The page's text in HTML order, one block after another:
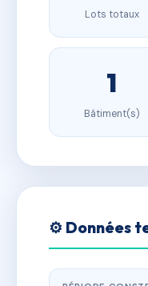
Lots totaux
1
Bâtiment(s)
⚙️ Données